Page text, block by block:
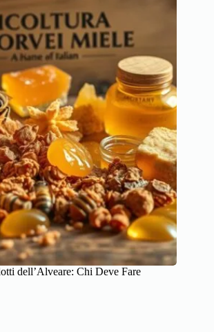
dell’Alveare: Chi Deve Fare